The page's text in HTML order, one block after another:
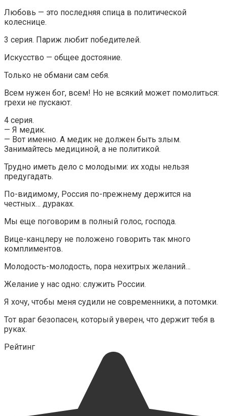
Любовь — это последняя спица в политической
колеснице.
3 серия. Париж любит победителей.
Искусство — общее достояние.
Только не обмани сам себя.
Всем нужен бог, всем! Но не всякий может помолиться:
грехи не пускают.
4 серия.
— Я медик.
— Вот именно. А медик не должен быть злым.
Занимайтесь медициной, а не политикой.
Трудно иметь дело с молодыми: их ходы нельзя
предугадать.
По-видимому, Россия по-прежнему держится на
честных… дураках.
Мы еще поговорим в полный голос, господа.
Вице-канцлеру не положено говорить так много
комплиментов.
Молодость-молодость, пора нехитрых желаний…
Желание у нас одно: служить России.
Я хочу, чтобы меня судили не современники, а потомки.
Тот враг безопасен, который уверен, что держит тебя в
руках.
Рейтинг